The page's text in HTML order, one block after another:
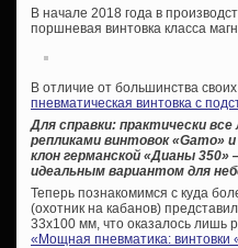
В начале 2018 года в
поршневая винтовка класса
В отличие от большинства
пневматическая винтовка с
Для справки: практически все
репликами винтовок «Gamo»
клон германской «Дианы
идеальным вариантом для
Теперь познакомимся с куда
(охотник на кабанов)
33х100 мм, что оказалось лишь
«Мощная пневматика: винтовки